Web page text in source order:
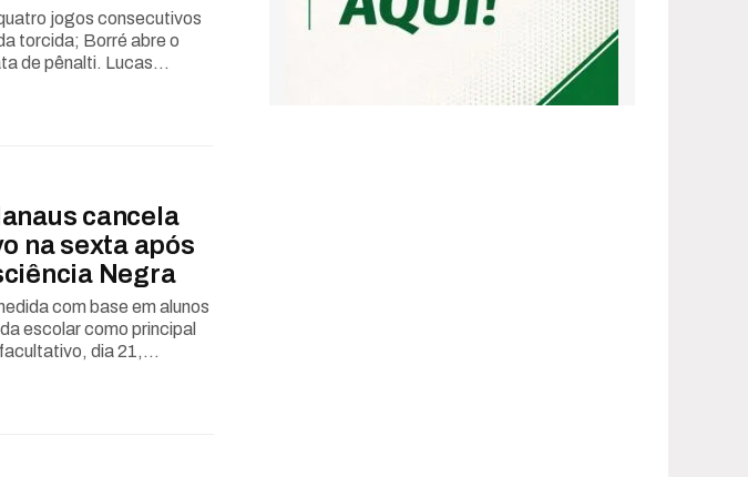
jogos consecutivos
torcida; Borré abre o
de pênalti. Lucas...
cancela
na sexta após
Negra
com base em alunos
escolar como principal
dia 21,...